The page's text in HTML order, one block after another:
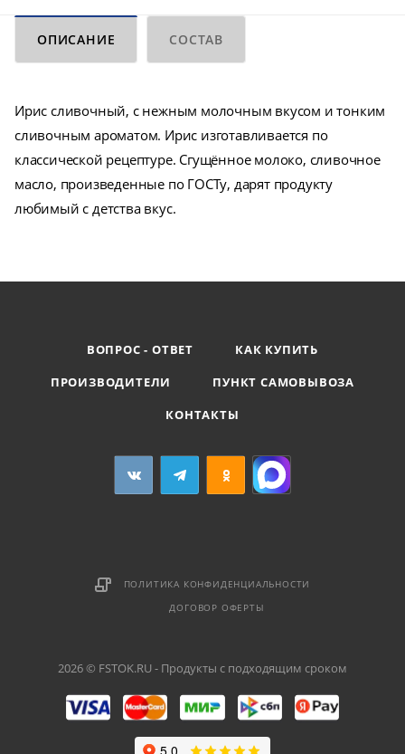
ОПИСАНИЕ СОСТАВ
Ирис сливочный, с нежным молочным вкусом и тонким
сливочным ароматом. Ирис изготавливается по
классической рецептуре. Сгущённое молоко, сливочное
масло, произведенные по ГОСТу, дарят продукту
любимый с детства вкус.
ВОПРОС - ОТВЕТ
КАК КУПИТЬ
ПРОИЗВОДИТЕЛИ
ПУНКТ САМОВЫВОЗА
КОНТАКТЫ
ПОЛИТИКА КОНФИДЕНЦИАЛЬНОСТИ
ДОГОВОР ОФЕРТЫ
2026 © FSTOK.RU - Продукты с подходящим сроком